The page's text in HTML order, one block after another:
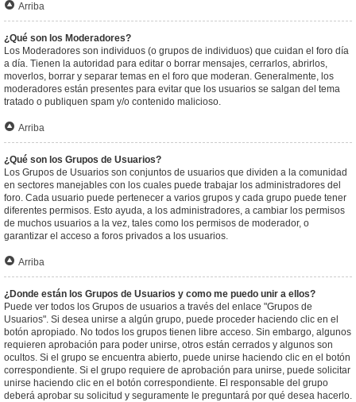
Arriba
¿Qué son los Moderadores?
Los Moderadores son individuos (o grupos de individuos) que cuidan el foro día
a día. Tienen la autoridad para editar o borrar mensajes, cerrarlos, abrirlos,
moverlos, borrar y separar temas en el foro que moderan. Generalmente, los
moderadores están presentes para evitar que los usuarios se salgan del tema
tratado o publiquen spam y/o contenido malicioso.
Arriba
¿Qué son los Grupos de Usuarios?
Los Grupos de Usuarios son conjuntos de usuarios que dividen a la comunidad
en sectores manejables con los cuales puede trabajar los administradores del
foro. Cada usuario puede pertenecer a varios grupos y cada grupo puede tener
diferentes permisos. Esto ayuda, a los administradores, a cambiar los permisos
de muchos usuarios a la vez, tales como los permisos de moderador, o
garantizar el acceso a foros privados a los usuarios.
Arriba
¿Donde están los Grupos de Usuarios y como me puedo unir a ellos?
Puede ver todos los Grupos de usuarios a través del enlace "Grupos de
Usuarios". Si desea unirse a algún grupo, puede proceder haciendo clic en el
botón apropiado. No todos los grupos tienen libre acceso. Sin embargo, algunos
requieren aprobación para poder unirse, otros están cerrados y algunos son
ocultos. Si el grupo se encuentra abierto, puede unirse haciendo clic en el botón
correspondiente. Si el grupo requiere de aprobación para unirse, puede solicitar
unirse haciendo clic en el botón correspondiente. El responsable del grupo
deberá aprobar su solicitud y seguramente le preguntará por qué desea hacerlo.